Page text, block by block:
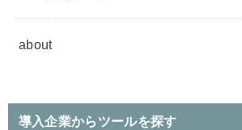
about
導入企業からツールを探す